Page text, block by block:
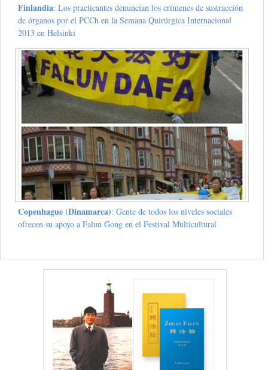
Finlandia: Los practicantes denuncian los crímenes de sustracción
de órganos por el PCCh en la Semana Quirúrgica Internacional
2013 en Helsinki
Copenhague (Dinamarca): Gente de todos los niveles sociales
ofrecen su apoyo a Falun Gong en el Festival Multicultural